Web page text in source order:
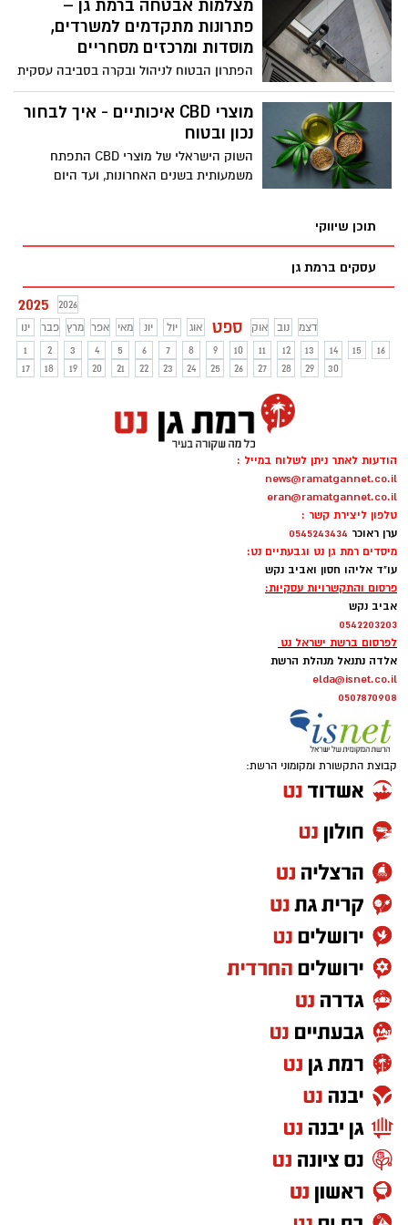
מצלמות אבטחה ברמת גן –
פתרונות מתקדמים למשרדים,
מוסדות ומרכזים מסחריים
הפתרון הבטוח לניהול ובקרה בסביבה עסקית
דינמית
מוצרי CBD איכותיים - איך לבחור
נכון ובטוח
השוק הישראלי של מוצרי CBD התפתח
משמעותית בשנים האחרונות, ועד היום
באמת איכותי? איך מוודאים שהמוצר בטוח
אומר מוצר CBD איכותי? המדריך הזה יעזור
לכם להתמצא בשוק המורכב הזה ולבחור
מוצרים שיתנו לכם את התוצאות הטובות
ביותר.
תוכן שיווקי
עסקים ברמת גן
2025
2026
ינו
פבר מרץ אפר מאי יונ יול אוג ספט אוק נוב
דצמ
1
2 3 4 5 6 7 8 9 10 11 12 13 14 15
16
17
18 19 20 21 22 23 24 25 26 27 28 29 30
הודעות לאתר ניתן לשלוח במייל :
news@ramatgannet.co.il
eran@ramatgannet.co.il
טלפון ליצירת קשר :
ערן ראוכר 0545243434
מיסדים רמת גן נט וגבעתיים נט:
עו"ד אליהו חסון ואביב נקש
פרסום והתקשרויות עסקיות:
אביב נקש
0542203203
לפרסום ברשת ישראל נט
אלדה נתנאל מנהלת הרשת
elda@isnet.co.il
0507870908
קבוצת התקשורת ומקומוני הרשת: